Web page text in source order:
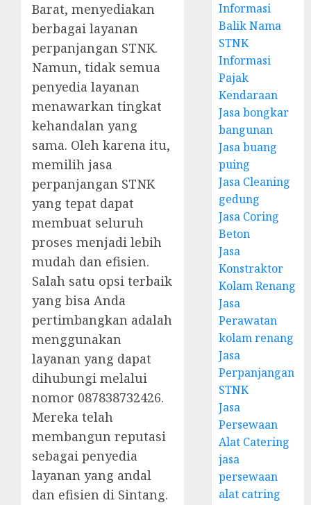
Barat, menyediakan
berbagai layanan
perpanjangan STNK.
Namun, tidak semua
penyedia layanan
menawarkan tingkat
kehandalan yang
sama. Oleh karena itu,
memilih jasa
perpanjangan STNK
yang tepat dapat
membuat seluruh
proses menjadi lebih
mudah dan efisien.
Salah satu opsi terbaik
yang bisa Anda
pertimbangkan adalah
menggunakan
layanan yang dapat
dihubungi melalui
nomor 087838732426.
Mereka telah
membangun reputasi
sebagai penyedia
layanan yang andal
dan efisien di Sintang.
Informasi
Balik Nama
STNK
Informasi
Pajak
Kendaraan
Jasa bongkar
bangunan
Jasa buang
puing
Jasa Cleaning
gedung
Jasa Coring
Beton
Jasa
Konstraktor
Kolam Renang
Jasa
Perawatan
kolam renang
Jasa
Perpanjangan
STNK
Jasa
Persewaan
Alat Catering
jasa
persewaan
alat catring